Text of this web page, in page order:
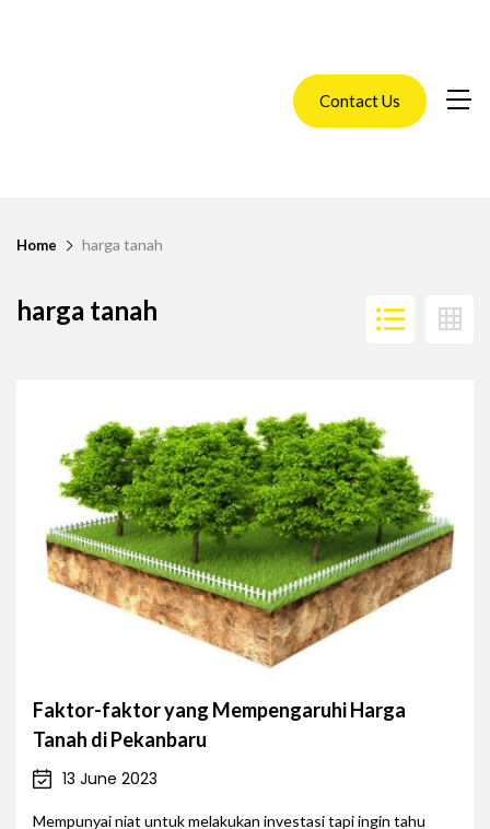
Contact Us
Home harga tanah
harga tanah
Faktor-faktor yang Mempengaruhi Harga
Tanah di Pekanbaru
13 June 2023
Mempunyai niat untuk melakukan investasi tapi ingin tahu